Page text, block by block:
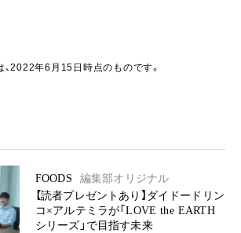
2022年6月15日時点のものです。
FOODS
編集部オリジナル
【読者プレゼントあり】ダイドードリン
コ×アルテミラが「LOVE the EARTH
シリーズ」で目指す未来